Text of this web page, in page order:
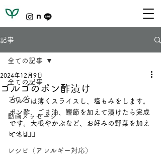
記事
全ての記事
ブログ
動画メッセージ
レシピ
レシピ（アレルギー対応）
全ての記事
ゴルゴのポン酢漬け
2024年12月9日
ゴルゴは薄くスライスし、塩もみをします。
ポン酢、ごま油、鰹節を加えて漬けたら完成
です。大根やかぶなど、お好みの野菜を加え
ても🙆🏻‍♀️